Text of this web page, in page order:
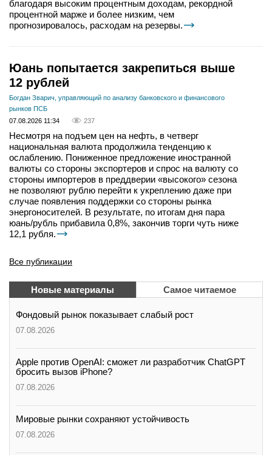
благодаря высоким процентным доходам, рекордной
процентной марже и более низким, чем
прогнозировалось, расходам на резервы.
Юань попытается закрепиться выше
12 рублей
Богдан Зварич, управляющий по анализу банковского и финансового
рынков ПСБ
07.08.2026 11:34
237
Несмотря на подъем цен на нефть, в четверг
национальная валюта продолжила тенденцию к
ослаблению. Пониженное предложение иностранной
валюты со стороны экспортеров и спрос на валюту со
стороны импортеров в преддверии «высокого» сезона
не позволяют рублю перейти к укреплению даже при
случае появления поддержки со стороны рынка
энергоносителей. В результате, по итогам дня пара
юань/рубль прибавила 0,8%, закончив торги чуть ниже
12,1 рубля.
Все публикации
Новые материалы Самое читаемое
Фондовый рынок показывает слабый рост
07.08.2026
Apple против OpenAI: сможет ли разработчик ChatGPT
бросить вызов iPhone?
07.08.2026
Мировые рынки сохраняют устойчивость
07.08.2026